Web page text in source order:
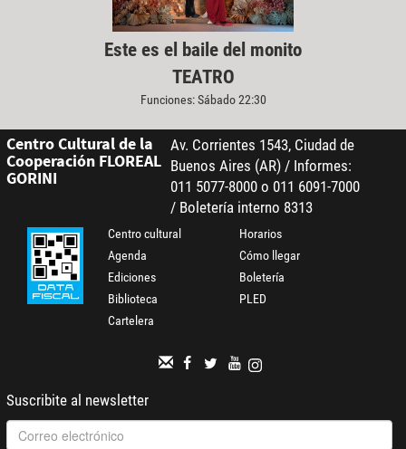
Este es el baile del monito
TEATRO
Funciones: Sábado 22:30
Centro Cultural de la
Cooperación FLOREAL
GORINI
Av. Corrientes 1543, Ciudad de
Buenos Aires (AR) / Informes:
011 5077-8000 o 011 6091-7000
/ Boletería interno 8313
Centro cultural
Agenda
Ediciones
Biblioteca
Cartelera
Horarios
Cómo llegar
Boletería
PLED
Suscribite al newsletter